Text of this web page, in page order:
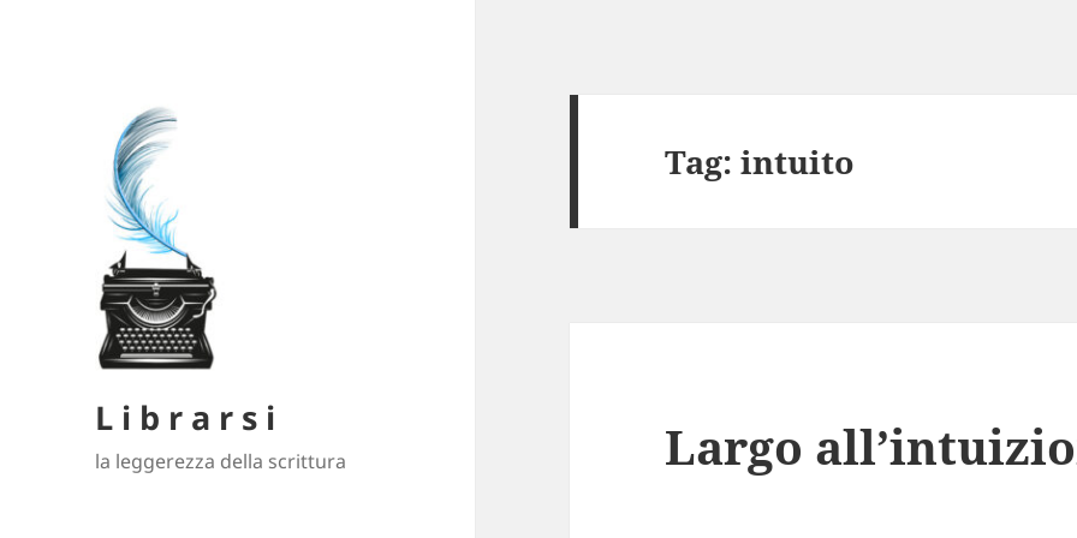
L i b r a r s i
la leggerezza della scrittura
Tag:intuito
Largo